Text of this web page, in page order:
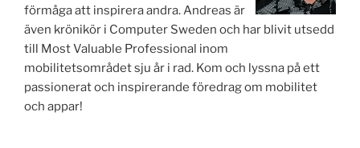
förmåga att inspirera andra. Andreas är
även krönikör i Computer Sweden och har blivit utsedd
till Most Valuable Professional inom
mobilitetsområdet sju år i rad. Kom och lyssna på ett
passionerat och inspirerande föredrag om mobilitet
och appar!